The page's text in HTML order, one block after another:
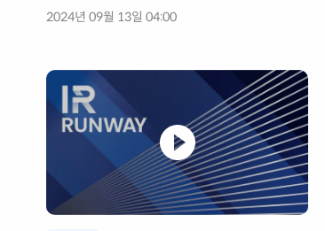
2024년 09월 13일 04:00